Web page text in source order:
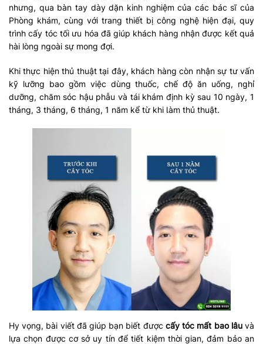
nhưng, qua bàn tay dày dặn kinh nghiệm của các bác sĩ của
Phòng khám, cùng với trang thiết bị công nghệ hiện đại, quy
trình cấy tóc tối ưu hóa đã giúp khách hàng nhận được kết quả
hài lòng ngoài sự mong đợi.
Khi thực hiện thủ thuật tại đây, khách hàng còn nhận sự tư vấn
kỹ lưỡng bao gồm việc dùng thuốc, chế độ ăn uống, nghỉ
dưỡng, chăm sóc hậu phẫu ѵà tái khám định kỳ sau 10 ngày, 1
tháng, 3 tháng, 6 tháng, 1 năm kể từ khi Ɩàm thủ thuật.
Hy vọng, bài viết đã giúp bạn biết được cấy tóc mất bao lâuvà
lựa chọn được cơ sở uy tín để tiết kiệm thời gian, đảm bảo an